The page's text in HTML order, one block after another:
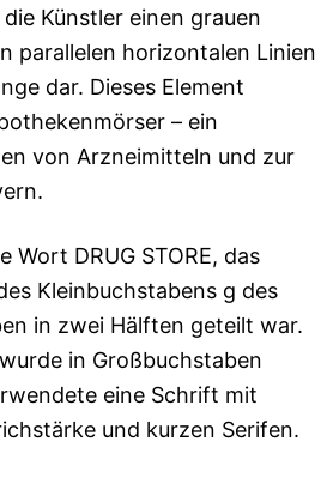
Künstler einen grauen
parallelen horizontalen Linien
dar. Dieses Element
– ein
von Arzneimitteln und zur
Wort DRUG STORE, das
Kleinbuchstabens g des
in zwei Hälften geteilt war.
in Großbuchstaben
eine Schrift mit
und kurzen Serifen.